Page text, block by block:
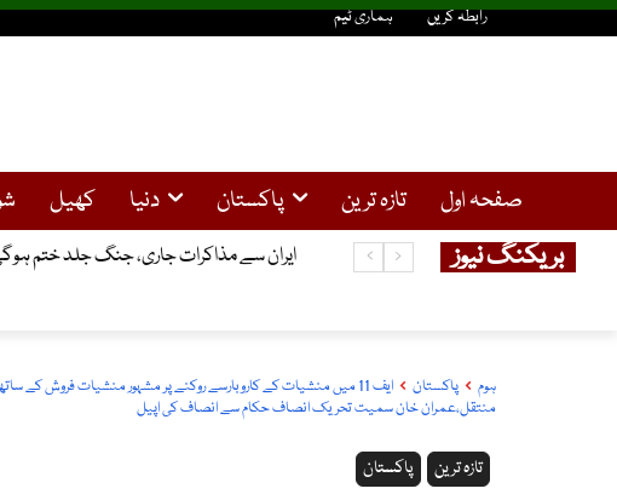
رابطہ کریں ہماری ٹیم
صفحہ اول تازہ ترین پاکستان دنیا کھیل
بریکنگ نیوز ایران سے مذاکرات جاری، جنگ جلد ختم
ہوم پاکستان
ایف 11 میں منشیات کے کاروبارسے روکنے پر مشہور منشیات فروش کے
منتقل،عمران خان سمیت تحریک انصاف حکام سے انصاف کی اپیل
پاکستان تازہ ترین